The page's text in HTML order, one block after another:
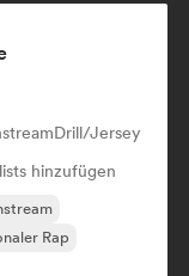
Drill/Jersey
hinzufügen
Rap